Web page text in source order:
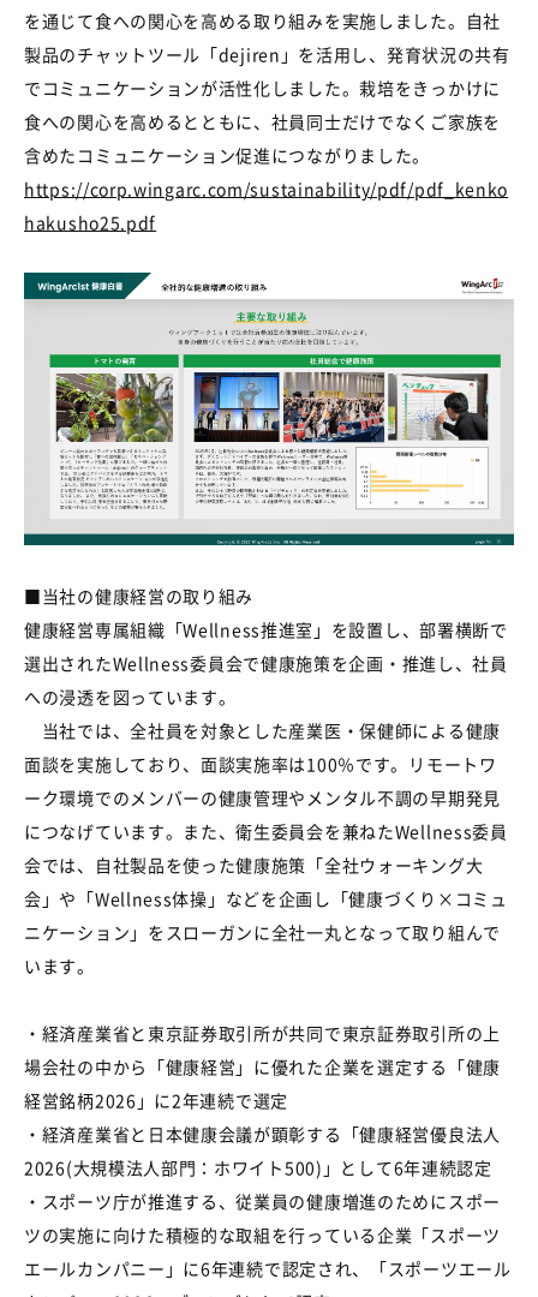
を通じて食への関心を高める取り組みを実施しました。自社
製品のチャットツール「dejiren 」を活用し、発育状況の共有
でコミュニケーションが活性化しました。栽培をきっかけに
食への関心を高めるとともに、社員同士だけでなくご家族を
含めたコミュニケーション促進につながりました。
https://corp.wingarc.com/sustainability/pdf/pdf_kenko
hakusho25.pdf
■ 当社の健康経営の取り組み
健康経営専属組織「Wellness推進室」を設置し、部署横断で
選出されたWellness委員会で健康施策を企画・推進し、社員
への浸透を図っています。
当社では、全社員を対象とした産業医・保健師による健康
面談を実施しており、面談実施率は100％です。リモートワ
ーク環境でのメンバーの健康管理やメンタル不調の早期発見
につなげています。また、衛生委員会を兼ねたWellness委員
会では、自社製品を使った健康施策「全社ウォーキング大
会」や「Wellness体操」などを企画し「健康づくり × コミュ
ニケーション」をスローガンに全社一丸となって取り組んで
います。
・経済産業省と東京証券取引所が共同で東京証券取引所の上
場会社の中から「健康経営」に優れた企業を選定する「健康
経営銘柄2026 」に2年連続で選定
・経済産業省と日本健康会議が顕彰する「健康経営優良法人
2026(大規模法人部門：ホワイト500) 」として6年連続認定
・スポーツ庁が推進する、従業員の健康増進のためにスポー
ツの実施に向けた積極的な取組を行っている企業「スポーツ
エールカンパニー」に6年連続で認定され、「スポーツエール